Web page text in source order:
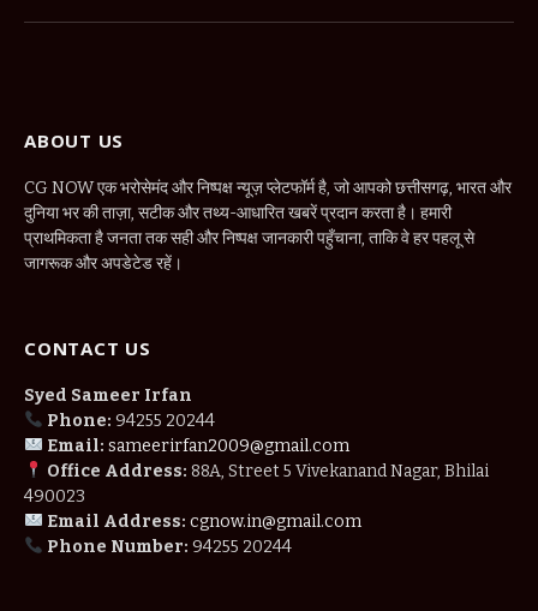
ABOUT US
CG NOW एक भरोसेमंद और निष्पक्ष न्यूज़ प्लेटफॉर्म है, जो आपको छत्तीसगढ़, भारत और
दुनिया भर की ताज़ा, सटीक और तथ्य-आधारित खबरें प्रदान करता है। हमारी
प्राथमिकता है जनता तक सही और निष्पक्ष जानकारी पहुँचाना, ताकि वे हर पहलू से
जागरूक और अपडेटेड रहें।
CONTACT US
Syed Sameer Irfan
Phone: 94255 20244
Email: sameerirfan2009@gmail.com
Office Address: 88A, Street 5 Vivekanand Nagar, Bhilai
490023
Email Address: cgnow.in@gmail.com
Phone Number: 94255 20244